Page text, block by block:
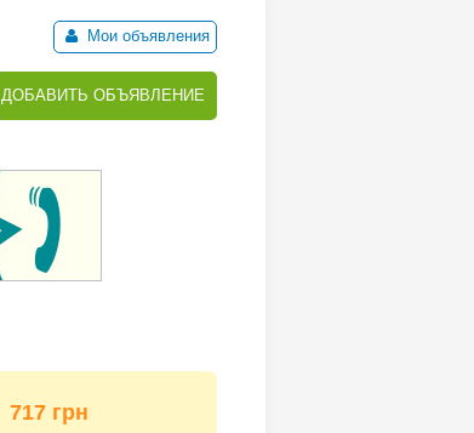
Мои объявления
ДОБАВИТЬ ОБЪЯВЛЕНИЕ
717 грн